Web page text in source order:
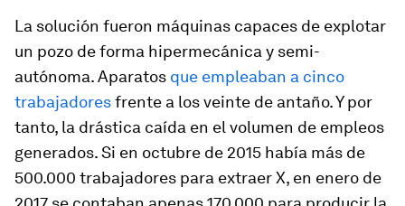
La solución fueron máquinas capaces de explotar
un pozo de forma hipermecánica y semi-
autónoma. Aparatos que empleaban a cinco
trabajadoresfrente a los veinte de antaño. Y por
tanto, la drástica caída en el volumen de empleos
generados. Si en octubre de 2015 había más de
500.000 trabajadores para extraer X, en enero de